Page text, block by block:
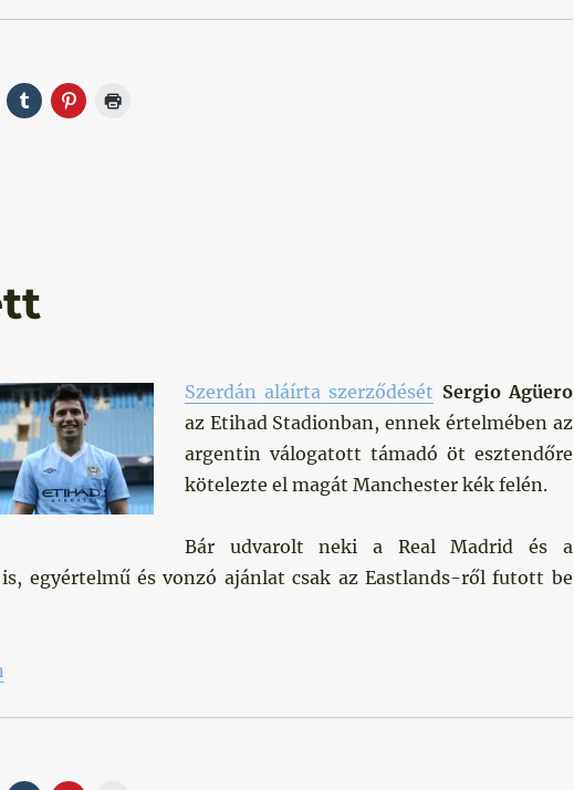
Szerdán aláírta szerződését Sergio Agüero
az Etihad Stadionban, ennek értelmében az
argentin válogatott támadó öt esztendőre
kötelezte el magát Manchester kék felén.
Bár udvarolt neki a Real Madrid és a
is, egyértelmű és vonzó ajánlat csak az Eastlands-ről futott be